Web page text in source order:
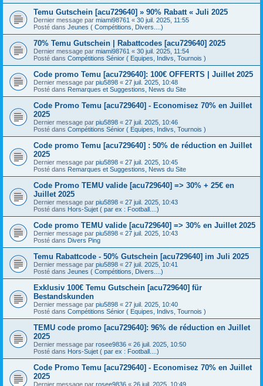
Temu Gutschein [acu729640] » 90% Rabatt « Juli 2025
Dernier message par miami98761 « 30 juil. 2025, 11:55
Posté dans Jeunes ( Compétitions, Divers....)
70% Temu Gutschein | Rabattcodes [acu729640] 2025
Dernier message par miami98761 « 30 juil. 2025, 11:54
Posté dans Compétitions Sénior ( Equipes, Indivs, Tournois )
Code promo Temu [acu729640]: 100€ OFFERTS | Juillet 2025
Dernier message par piu5898 « 27 juil. 2025, 10:48
Posté dans Remarques et Suggestions, News du Site
Code Promo Temu [acu729640] - Economisez 70% en Juillet
2025
Dernier message par piu5898 « 27 juil. 2025, 10:46
Posté dans Compétitions Sénior ( Equipes, Indivs, Tournois )
Code promo Temu [acu729640] : 50% de réduction en Juillet
2025
Dernier message par piu5898 « 27 juil. 2025, 10:45
Posté dans Remarques et Suggestions, News du Site
Code Promo TEMU valide [acu729640] => 30% + 25€ en
Juillet 2025
Dernier message par piu5898 « 27 juil. 2025, 10:43
Posté dans Hors-Sujet ( par ex : Football....)
Code promo TEMU valide [acu729640] => 30% en Juillet 2025
Dernier message par piu5898 « 27 juil. 2025, 10:43
Posté dans Divers Ping
Temu Rabattcode - 50% Gutschein [acu729640] im Juli 2025
Dernier message par piu5898 « 27 juil. 2025, 10:41
Posté dans Jeunes ( Compétitions, Divers....)
Exklusiv 100€ Temu Gutschein [acu729640] für
Bestandskunden
Dernier message par piu5898 « 27 juil. 2025, 10:40
Posté dans Compétitions Sénior ( Equipes, Indivs, Tournois )
TEMU code promo [acu729640]: 96% de réduction en Juillet
2025
Dernier message par rosee9836 « 26 juil. 2025, 10:50
Posté dans Hors-Sujet ( par ex : Football....)
Code Promo Temu [acu729640] - Economisez 70% en Juillet
2025
Dernier message par rosee9836 « 26 juil. 2025, 10:49